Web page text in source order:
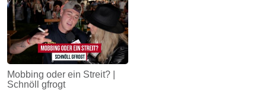
Mobbing oder ein Streit? |
Schnöll gfrogt